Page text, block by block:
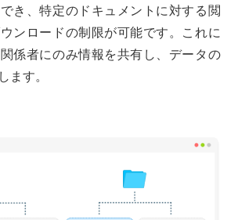
き、特定のドキュメントに対する閲
ンロードの制限が可能です。これに
係者にのみ情報を共有し、データの
ます。